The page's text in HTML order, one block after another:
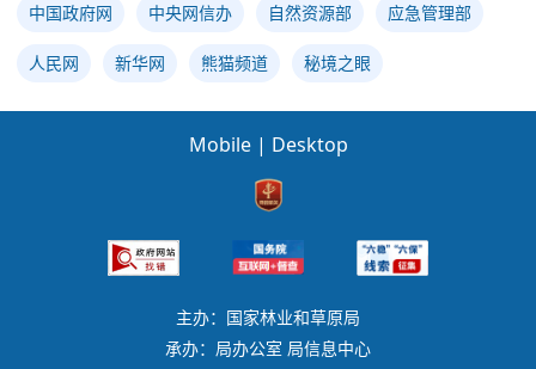
中国政府网 中央网信办 自然资源部 应急管理部
人民网 新华网 熊猫频道 秘境之眼
Mobile | Desktop
主办：国家林业和草原局
承办：局办公室 局信息中心